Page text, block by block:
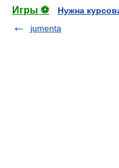
Игры ⚽
Нужна
jumenta